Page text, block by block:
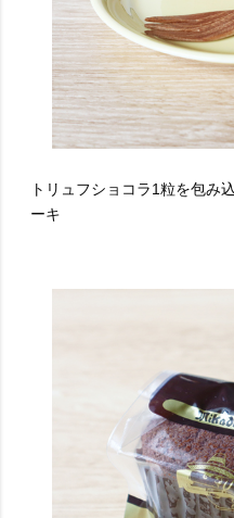
トリュフショコラ1粒を包み
ーキ